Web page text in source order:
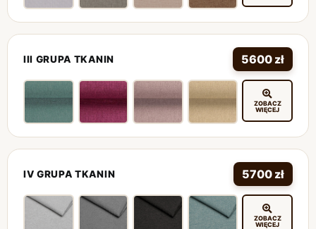
III GRUPA TKANIN 5600 zł
ZOBACZ
WIĘCEJ
IV GRUPA TKANIN 5700 zł
ZOBACZ
WIĘCEJ